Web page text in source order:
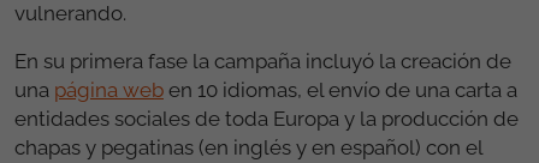
vulnerando.
En su primera fase la campaña incluyó la creación de
una página web en 10 idiomas, el envío de una carta a
entidades sociales de toda Europa y la producción de
chapas y pegatinas (en inglés y en español) con el